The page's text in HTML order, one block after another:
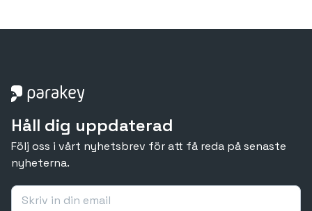
Håll dig uppdaterad
Följ oss i vårt nyhetsbrev för att få reda på senaste
nyheterna.